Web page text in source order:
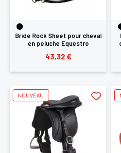
Bride Rock Sheet pour cheval
en peluche Equestro
43,32 €
NOUVEAU
Vous devez être connecté